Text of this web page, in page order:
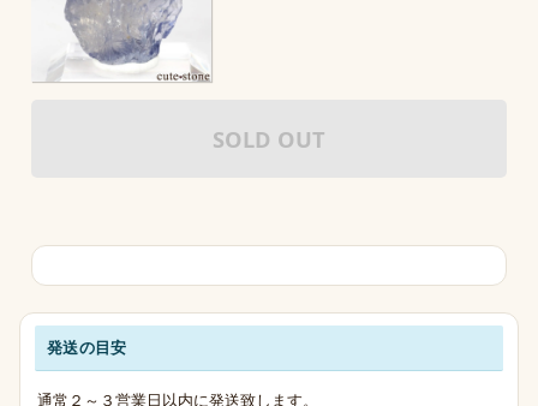
SOLD OUT
発送・お支払い・送料のご案内
発送の目安
通常２～３営業日以内に発送致します。